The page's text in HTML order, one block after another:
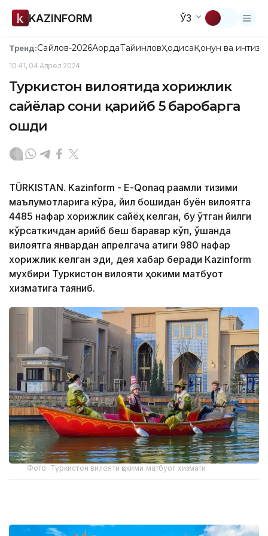
KAZINFORM ЎЗ
Тренд:Сайлов-2026АқордаТайинловҲодисаҚонун ва
10:41, 04 Апрел 2024
Туркистон вилоятида хорижлик
сайёҳлар сони қарийб 5 баробарга
ошди
TÜRKISTAN. Kazinform - Е-Qonaq рақамли тизими
маълумотларига кўра, йил бошидан буён вилоятга
4485 нафар хорижлик сайёҳ келган, бу ўтган йилги
кўрсаткичдан қарийб беш баравар кўп, ўшанда
вилоятга январдан апрелгача атиги 980 нафар
хорижлик келган эди, дея хабар беради Кazinform
мухбири Туркистон вилояти ҳокими матбуот
хизматига таяниб.
Фото: Туркистон вилояти ҳокими матбуот хизмати